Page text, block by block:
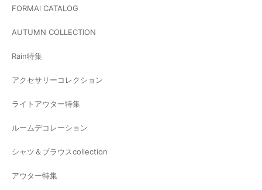
FORMAl CATALOG
AUTUMN COLLECTION
Rain特集
アクセサリーコレクション
ライトアウター特集
ルームデコレーション
シャツ＆ブラウスcollection
アウター特集